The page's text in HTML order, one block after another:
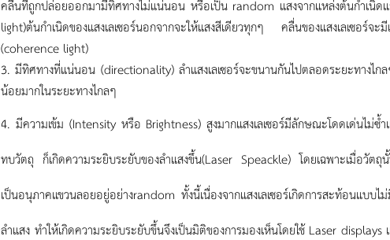
คลื่นที่ถูกปล่อยออกมามีทิศทางไม่แน่นอน หรือเป็น random แสงจากแหล่งต้นกำเนิดแ
light)ต้นกำเนิดของแสงเลเซอร์นอกจากจะให้แสงสีเดียวทุกๆ คลื่นของแสงเลเซอร์
(coherence light)
3.มีทิศทางที่แน่นอน (directionality)ลำแสงเลเซอร์จะขนานกันไปตลอดระยะทางไก
น้อยมากในระยะทางไกลๆ
4. มีความเข้ม (Intensity หรือ Brightness)สูงมากแสงเลเซอร์มีลักษณะโดดเด่นไม่ซ้
ทบวัตถุ ก็เกิดความระยิบระยับของลำแสงขึ้น(Laser Speackle) โดยเฉพาะเมื่อวัต
เป็นอนุภาคแขวนลอยอยู่อย่างrandom ทั้งนี้เนื่องจากแสงเลเซอร์เกิดการสะท้อนแบ
ลำแสง ทำให้เกิดความระยิบระยับขึ้นจึงเป็นมิติของการมองเห็นโดยใช้ Laser